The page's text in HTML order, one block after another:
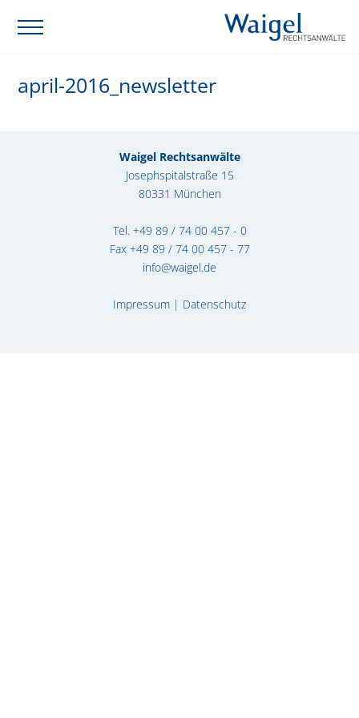
april-2016_newsletter
Waigel Rechtsanwälte
Josephspitalstraße 15
80331 München
Tel. +49 89 / 74 00 457 - 0
Fax +49 89 / 74 00 457 - 77
info@waigel.de
Impressum | Datenschutz